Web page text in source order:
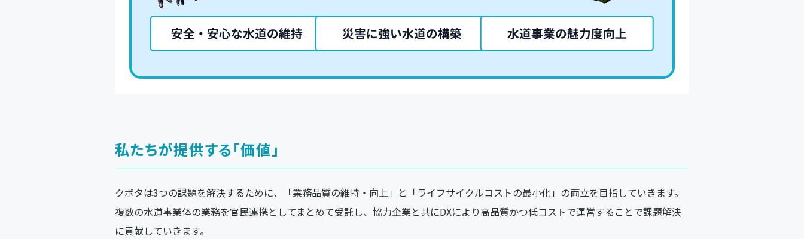
私たちが提供する「価値」
クボタは3つの課題を解決するために、「業務品質の維持・向上」と「ライフサイクルコストの最小化」の両立を目指していきます。
複数の水道事業体の業務を官民連携としてまとめて受託し、協力企業と共にDXにより高品質かつ低コストで運営することで課題解決
に貢献していきます。